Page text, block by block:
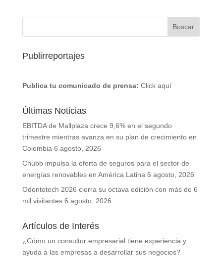
Publirreportajes
Publica tu comunicado de prensa: Click aquí
Últimas Noticias
EBITDA de Mallplaza crece 9,6% en el segundo
trimestre mientras avanza en su plan de crecimiento en
Colombia 6 agosto, 2026
Chubb impulsa la oferta de seguros para el sector de
energías renovables en América Latina 6 agosto, 2026
Odontotech 2026 cierra su octava edición con más de 6
mil visitantes 6 agosto, 2026
Artículos de Interés
¿Cómo un consultor empresarial tiene experiencia y
ayuda a las empresas a desarrollar sus negocios?